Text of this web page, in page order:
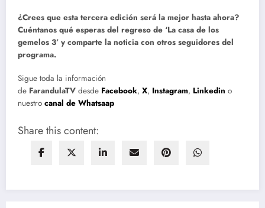
¿Crees que esta tercera edición será la mejor hasta ahora?
Cuéntanos qué esperas del regreso de ‘La casa de los
gemelos 3’ y comparte la noticia con otros seguidores del
programa.
Sigue toda la información
de FarandulaTV desde Facebook, X, Instagram, Linkedin o
nuestro canal de Whatsaap
Share this content: